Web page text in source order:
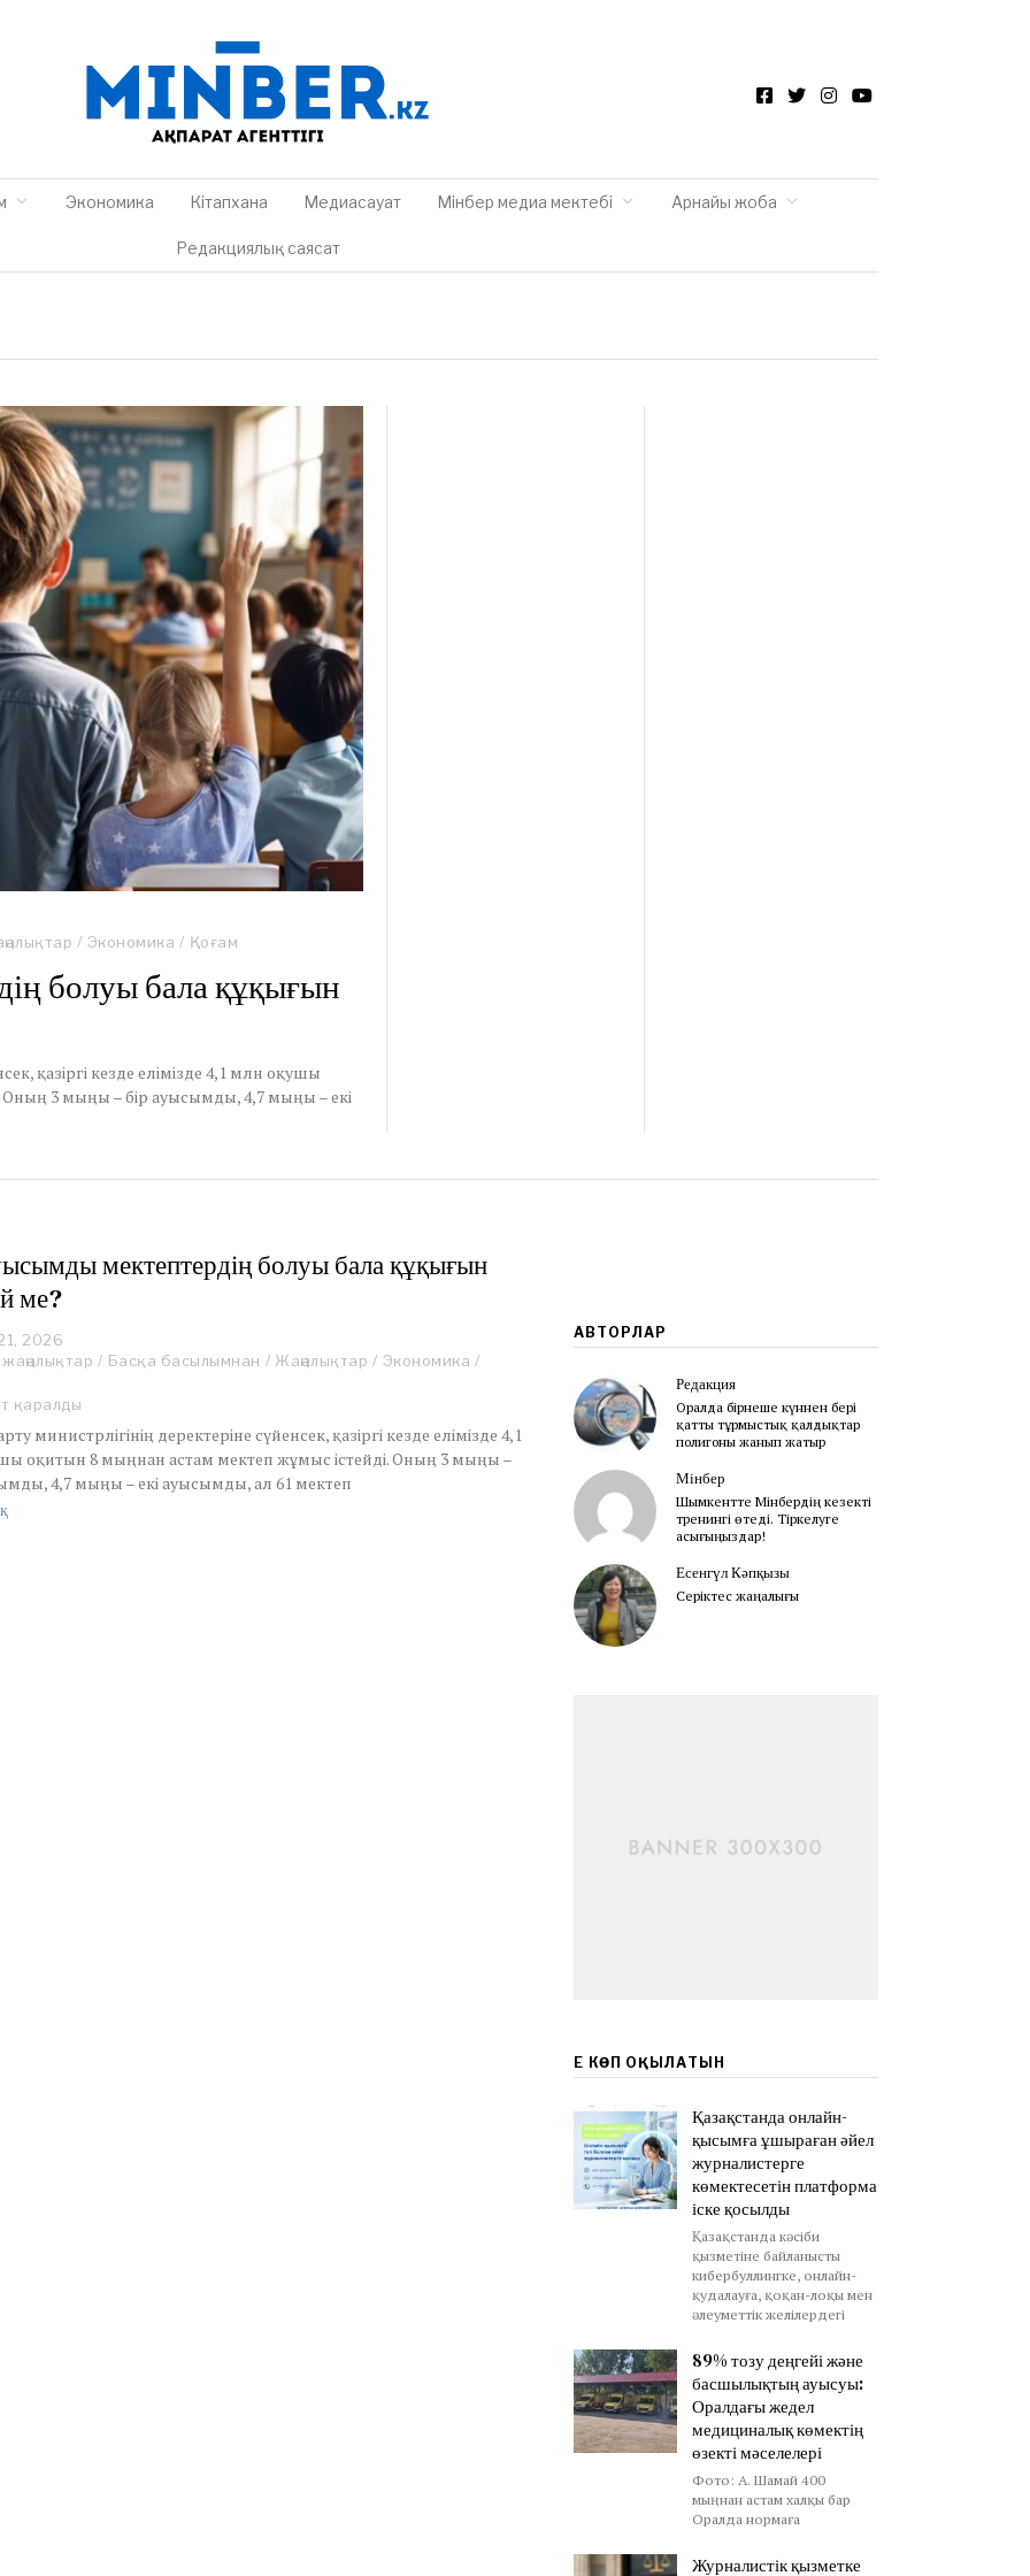
Экономика Кітапхана Медиасауат Мінбер медиа мектебі Арнайы жоба
Редакциялық саясат
/ Экономика / Қоғам
болуы бала құқығын
қазіргі кезде елімізде 4,1 млн оқушы
3 мыңы – бір ауысымды, 4,7 мыңы – екі
мектептердің болуы бала құқығын
ме?
2026
a
u
r
y
2
/ Басқа басылымнан / Жаңалықтар / Экономика /
қаралды
министрлігінің деректеріне сүйенсек, қазіргі кезде елімізде 4,1
оқитын 8 мыңнан астам мектеп жұмыс істейді. Оның 3 мыңы –
4,7 мыңы – екі ауысымды, ал 61 мектеп
АВТОРЛАР
Редакция
Оралда бірнеше күннен бері
қатты тұрмыстық қалдықтар
полигоны жанып жатыр
Мінбер
Шымкентте Мінбердің кезекті
тренингі өтеді. Тіркелуге
асығыңыздар!
Есенгүл Кәпқызы
Серіктес жаңалығы
ЕҢ КӨП ОҚЫЛАТЫН
Қазақстанда онлайн-
қысымға ұшыраған әйел
журналистерге
көмектесетін платформа
іске қосылды
Қазақстанда кәсіби
қызметіне байланысты
кибербуллингке, онлайн-
қудалауға, қоқан-лоқы мен
әлеуметтік желілердегі
89% тозу деңгейі және
басшылықтың ауысуы:
Оралдағы жедел
медициналық көмектің
өзекті мәселелері
Фото: А. Шамай 400
мыңнан астам халқы бар
Оралда нормаға
Журналистік қызметке